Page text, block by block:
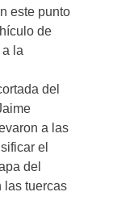
este punto
de
la
del
a las
el
del
las tuercas